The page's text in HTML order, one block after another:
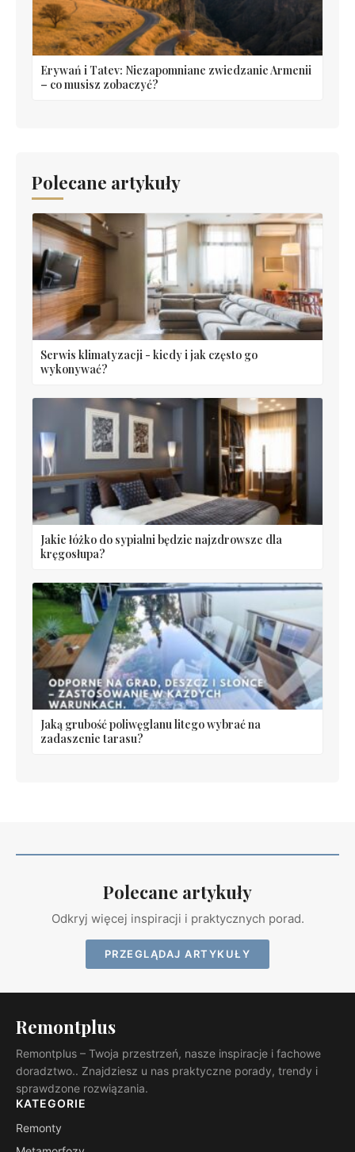
Erywań i Tatev: Niezapomniane zwiedzanie Armenii
– co musisz zobaczyć?
Polecane artykuły
Serwis klimatyzacji - kiedy i jak często go
wykonywać?
Jakie łóżko do sypialni będzie najzdrowsze dla
kręgosłupa?
Jaką grubość poliwęglanu litego wybrać na
zadaszenie tarasu?
Polecane artykuły
Odkryj więcej inspiracji i praktycznych porad.
PRZEGLĄDAJ ARTYKUŁY
Remontplus
Remontplus – Twoja przestrzeń, nasze inspiracje i fachowe
doradztwo.. Znajdziesz u nas praktyczne porady, trendy i
sprawdzone rozwiązania.
KATEGORIE
Remonty